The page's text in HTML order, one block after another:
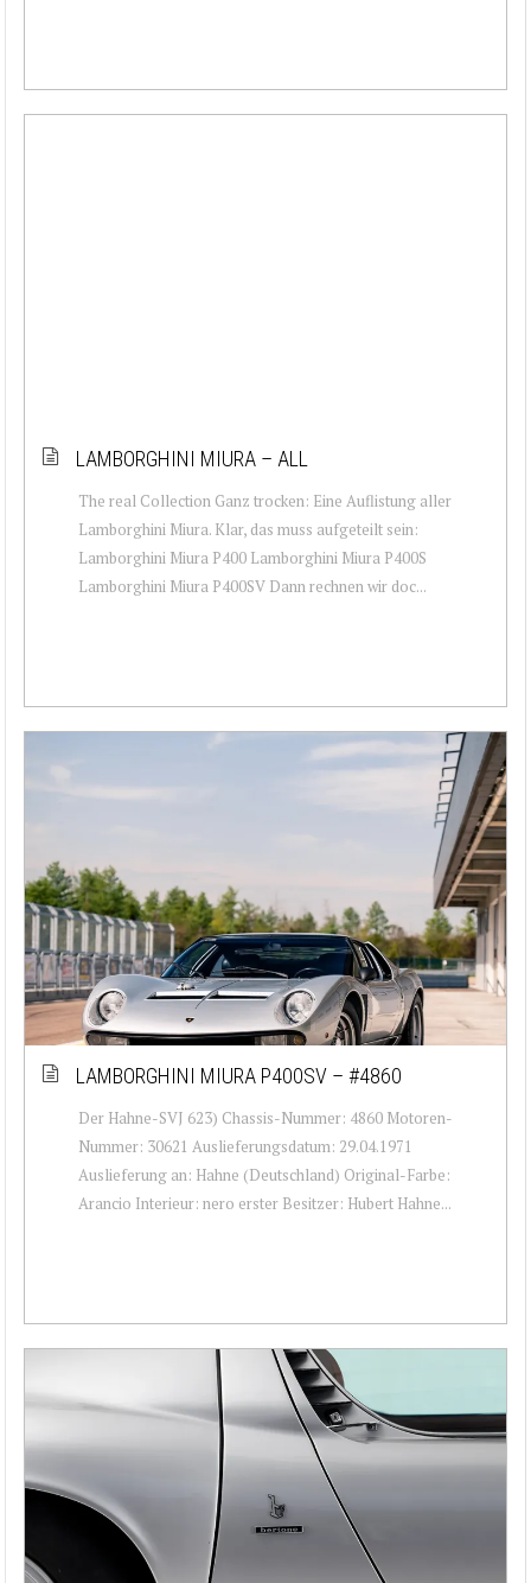
LAMBORGHINI MIURA – ALL
The real Collection Ganz trocken: Eine Auflistung aller
Lamborghini Miura. Klar, das muss aufgeteilt sein:
Lamborghini Miura P400 Lamborghini Miura P400S
Lamborghini Miura P400SV Dann rechnen wir doc...
LAMBORGHINI MIURA P400SV – #4860
Der Hahne-SVJ 623) Chassis-Nummer: 4860 Motoren-
Nummer: 30621 Auslieferungsdatum: 29.04.1971
Auslieferung an: Hahne (Deutschland) Original-Farbe:
Arancio Interieur: nero erster Besitzer: Hubert Hahne...